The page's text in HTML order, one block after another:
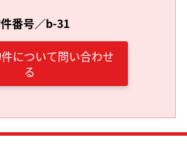
番号／b-31
について問い合わせ
る